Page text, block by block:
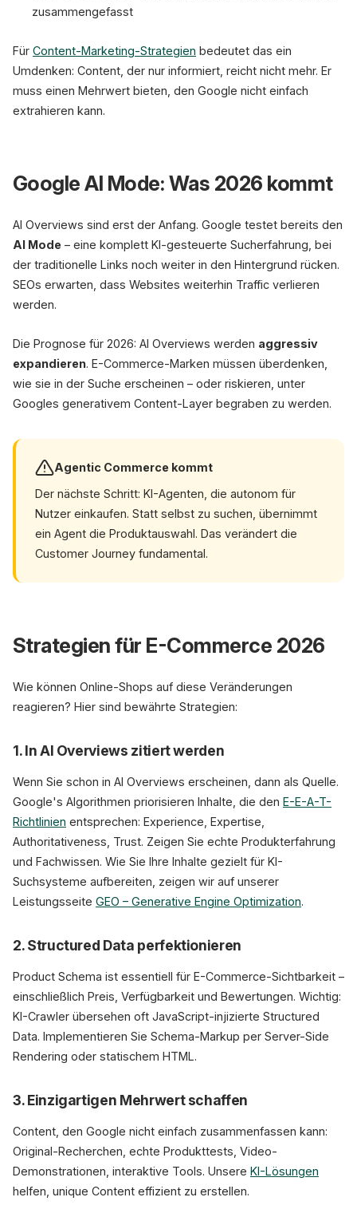
zusammengefasst
Für Content-Marketing-Strategien bedeutet das ein
Umdenken: Content, der nur informiert, reicht nicht mehr. Er
muss einen Mehrwert bieten, den Google nicht einfach
extrahieren kann.
Google AI Mode: Was 2026 kommt
AI Overviews sind erst der Anfang. Google testet bereits den
AI Mode – eine komplett KI-gesteuerte Sucherfahrung, bei
der traditionelle Links noch weiter in den Hintergrund rücken.
SEOs erwarten, dass Websites weiterhin Traffic verlieren
werden.
Die Prognose für 2026: AI Overviews werden aggressiv
expandieren. E-Commerce-Marken müssen überdenken,
wie sie in der Suche erscheinen – oder riskieren, unter
Googles generativem Content-Layer begraben zu werden.
Agentic Commerce kommt
Der nächste Schritt: KI-Agenten, die autonom für
Nutzer einkaufen. Statt selbst zu suchen, übernimmt
ein Agent die Produktauswahl. Das verändert die
Customer Journey fundamental.
Strategien für E-Commerce 2026
Wie können Online-Shops auf diese Veränderungen
reagieren? Hier sind bewährte Strategien:
1. In AI Overviews zitiert werden
Wenn Sie schon in AI Overviews erscheinen, dann als Quelle.
Google's Algorithmen priorisieren Inhalte, die den E-E-A-T-
Richtlinien entsprechen: Experience, Expertise,
Authoritativeness, Trust. Zeigen Sie echte Produkterfahrung
und Fachwissen. Wie Sie Ihre Inhalte gezielt für KI-
Suchsysteme aufbereiten, zeigen wir auf unserer
Leistungsseite GEO – Generative Engine Optimization.
2. Structured Data perfektionieren
Product Schema ist essentiell für E-Commerce-Sichtbarkeit –
einschließlich Preis, Verfügbarkeit und Bewertungen. Wichtig:
KI-Crawler übersehen oft JavaScript-injizierte Structured
Data. Implementieren Sie Schema-Markup per Server-Side
Rendering oder statischem HTML.
3. Einzigartigen Mehrwert schaffen
Content, den Google nicht einfach zusammenfassen kann:
Original-Recherchen, echte Produkttests, Video-
Demonstrationen, interaktive Tools. Unsere KI-Lösungen
helfen, unique Content effizient zu erstellen.